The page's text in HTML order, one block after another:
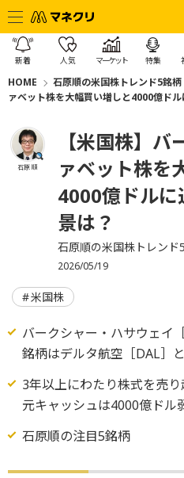
新着 人気 マーケット 特集
HOME 石原順の米国株トレンド5銘柄
ァベット株を大幅買い増しと4000億ド
石原 順
【米国株】
ァベット株を
4000億ドルに
景は？
石原順の米国株トレンド
2026/05/19
米国株
バークシャー・ハサウェイ
銘柄はデルタ航空［DAL］
3年以上にわたり株式を売
元キャッシュは4000億ドル
石原順の注目5銘柄